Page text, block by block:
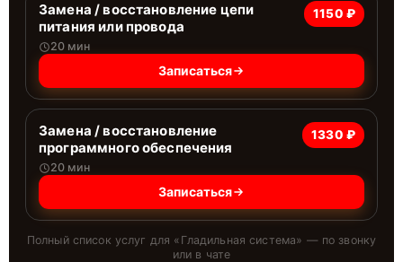
Замена / восстановление цепи
питания или провода
20 мин
1150 ₽
Записаться
Замена / восстановление
программного обеспечения
20 мин
1330 ₽
Записаться
Полный список услуг для « Гладильная система» — по звонку
или в чате